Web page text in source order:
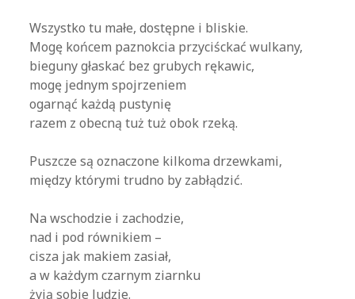
Wszystko tu małe, dostępne i bliskie.
Mogę końcem paznokcia przyciśckać wulkany,
bieguny głaskać bez grubych rękawic,
mogę jednym spojrzeniem
ogarnąć każdą pustynię
razem z obecną tuż tuż obok rzeką.
Puszcze są oznaczone kilkoma drzewkami,
między którymi trudno by zabłądzić.
Na wschodzie i zachodzie,
nad i pod równikiem –
cisza jak makiem zasiał,
a w każdym czarnym ziarnku
żyją sobie ludzie.